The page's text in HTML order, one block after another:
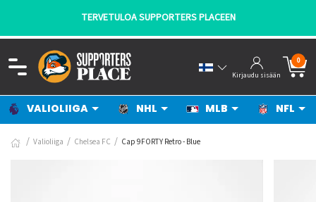
TERVETULOA SUPPORTERS PLACEEN
Kirjaudu sisään
0
VALIOLIIGA NHL MLB NFL
Valioliiga Chelsea FC Cap 9FORTY Retro - Blue